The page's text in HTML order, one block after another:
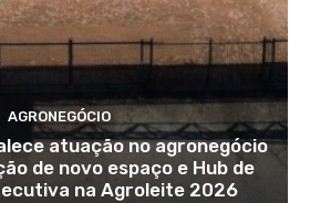
AGRONEGÓCIO
atuação no agronegócio
de novo espaço e Hub de
na Agroleite 2026